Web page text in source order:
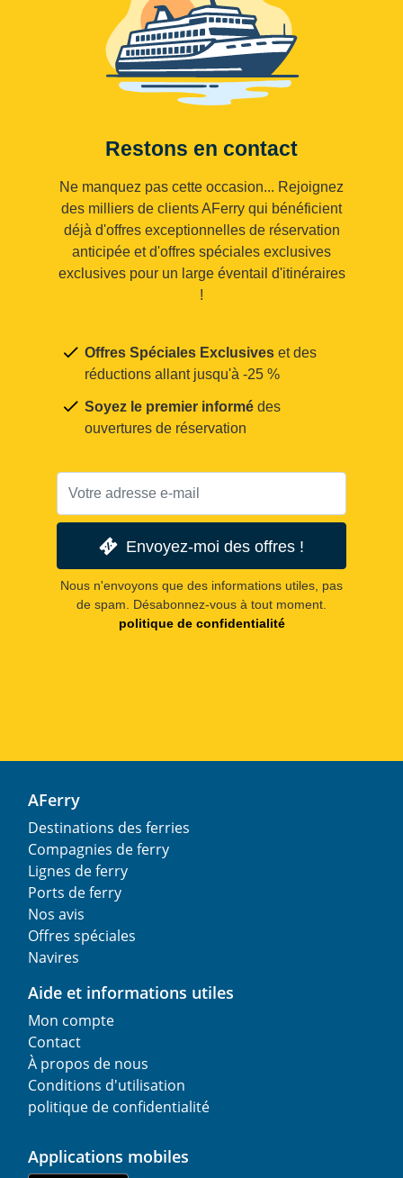
Restons en contact
Ne manquez pas cette occasion... Rejoignez
des milliers de clients AFerry qui bénéficient
déjà d'offres exceptionnelles de réservation
anticipée et d'offres spéciales exclusives
exclusives pour un large éventail d'itinéraires
!
Offres Spéciales Exclusives et des
réductions allant jusqu'à -25 %
Soyez le premier informé des
ouvertures de réservation
Envoyez-moi des offres !
Nous n'envoyons que des informations utiles, pas
de spam. Désabonnez-vous à tout moment.
politique de confidentialité
AFerry
Destinations des ferries
Compagnies de ferry
Lignes de ferry
Ports de ferry
Nos avis
Offres spéciales
Navires
Aide et informations utiles
Mon compte
Contact
À propos de nous
Conditions d'utilisation
politique de confidentialité
Applications mobiles